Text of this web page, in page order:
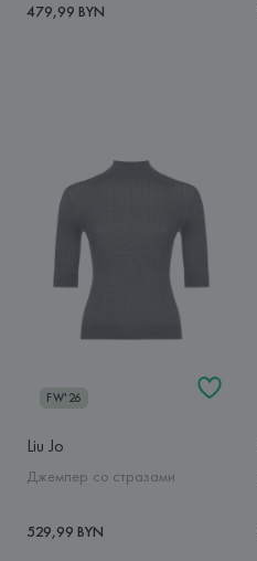
479,99 BYN
FW'26
Liu Jo
Джемпер со стразами
529,99 BYN